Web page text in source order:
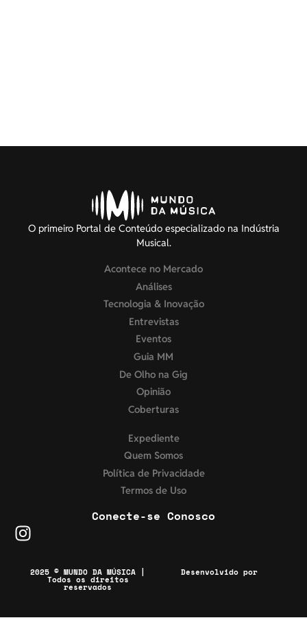
O primeiro Portal de Conteúdo especializado na Indústria
Musical.
Acontece no Mercado
Análises
Tecnologia & Inovação
Entrevistas
Eventos
Guia MM
De Olho na Gig
Opinião
Coberturas
Expediente
Quem Somos
Política de Privacidade
Termos de Uso
Conecte-se Conosco
2025 © MUNDO DA MÚSICA |
Todos os direitos
reservados
Desenvolvido por